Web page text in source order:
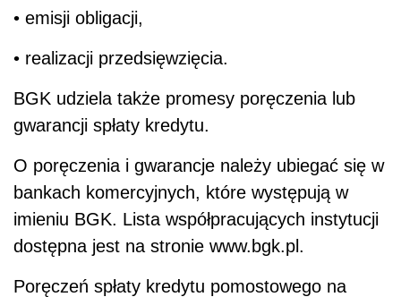
• emisji obligacji,
• realizacji przedsięwzięcia.
BGK udziela także promesy poręczenia lub
gwarancji spłaty kredytu.
O poręczenia i gwarancje należy ubiegać się w
bankach komercyjnych, które występują w
imieniu BGK. Lista współpracujących instytucji
dostępna jest na stronie www.bgk.pl.
Poręczeń spłaty kredytu pomostowego na